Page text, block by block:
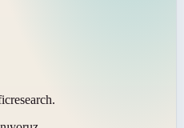
research.